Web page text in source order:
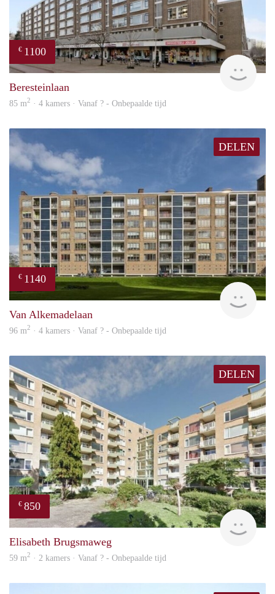
€ 1100
rent
Beresteinlaan
85 m2 · 4 kamers · Vanaf ? - Onbepaalde tijd
DELEN
€ 1140
rent
Van Alkemadelaan
96 m2 · 4 kamers · Vanaf ? - Onbepaalde tijd
DELEN
€ 850
rent
Elisabeth Brugsmaweg
59 m2 · 2 kamers · Vanaf ? - Onbepaalde tijd